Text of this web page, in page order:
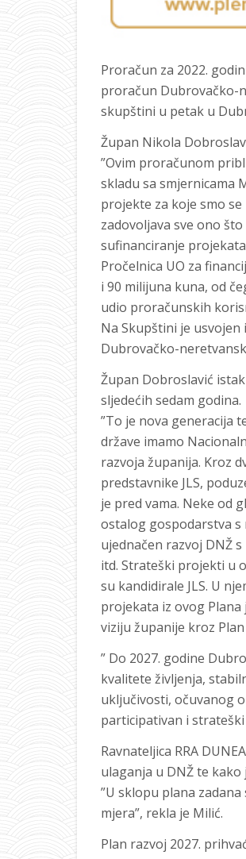
Proračun za 2022.
proračun Dubrovačko-
skupštini u petak u
Župan Nikola
”Ovim proračunom
skladu sa smjernicama
projekte za koje smo
zadovoljava sve ono
sufinanciranje
Pročelnica UO za
i 90 milijuna kuna, od
udio proračunskih
Na Skupštini je usvojen
Dubrovačko-
Župan Dobroslavić
sljedećih sedam godina.
”To je nova generacija
države imamo
razvoja županija. Kroz
predstavnike JLS,
je pred vama. Neke od
ostalog gospodarstva
ujednačen razvoj DNŽ
itd. Strateški projekti u
su kandidirale JLS. U
projekata iz ovog Plana
viziju županije kroz
” Do 2027. godine
kvalitete življenja,
uključivosti, očuvanog
participativan i
Ravnateljica RRA
ulaganja u DNŽ te
”U sklopu plana
mjera”, rekla je Milić.
Plan razvoj 2027.